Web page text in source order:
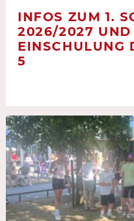
INFOS ZUM 1.
2026/2027 UND
EINSCHULUNG
5